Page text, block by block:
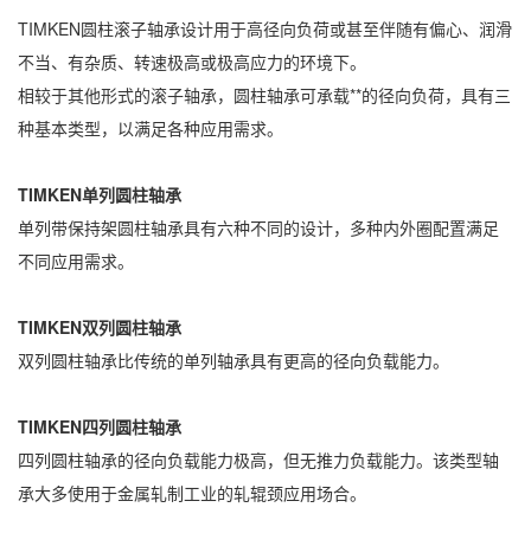
TIMKEN圆柱滚子轴承设计用于高径向负荷或甚至伴随有偏心、润滑
不当、有杂质、转速极高或极高应力的环境下。
相较于其他形式的滚子轴承，圆柱轴承可承载**的径向负荷，具有三
种基本类型，以满足各种应用需求。
TIMKEN单列圆柱轴承
单列带保持架圆柱轴承具有六种不同的设计，多种内外圈配置满足
不同应用需求。
TIMKEN双列圆柱轴承
双列圆柱轴承比传统的单列轴承具有更高的径向负载能力。
TIMKEN四列圆柱轴承
四列圆柱轴承的径向负载能力极高，但无推力负载能力。该类型轴
承大多使用于金属轧制工业的轧辊颈应用场合。